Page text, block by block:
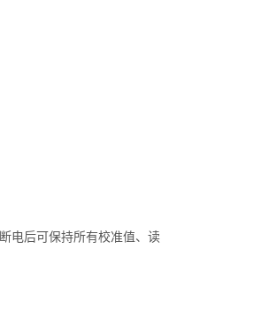
电后可保持所有校准值、读